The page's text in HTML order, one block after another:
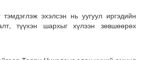
эхэлсэн нь уугуул иргэдийн
түүхэн шархыг хүлээн зөвшөөрөх